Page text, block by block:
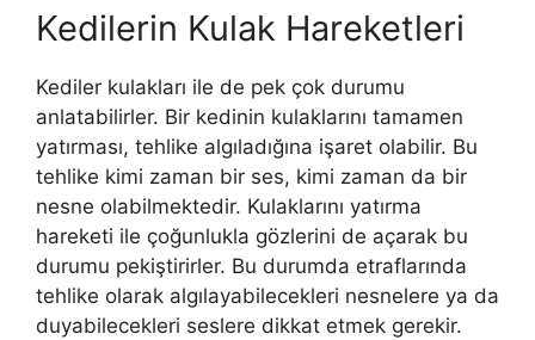
Kedilerin Kulak Hareketleri
Kediler kulakları ile de pek çok durumu
anlatabilirler. Bir kedinin kulaklarını tamamen
yatırması, tehlike algıladığına işaret olabilir. Bu
tehlike kimi zaman bir ses, kimi zaman da bir
nesne olabilmektedir. Kulaklarını yatırma
hareketi ile çoğunlukla gözlerini de açarak bu
durumu pekiştirirler. Bu durumda etraflarında
tehlike olarak algılayabilecekleri nesnelere ya da
duyabilecekleri seslere dikkat etmek gerekir.